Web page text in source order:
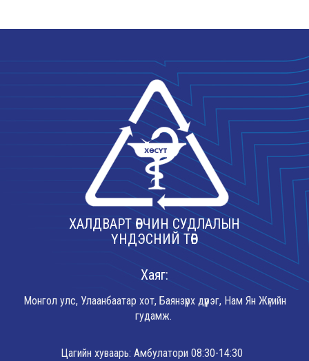
ХАЛДВАРТ ӨВЧИН СУДЛАЛЫН
ҮНДЭСНИЙ ТӨВ
Хаяг:
Монгол улс, Улаанбаатар хот, Баянзүрх дүүрэг, Нам Ян Жүгийн
гудамж.
Цагийн хуваарь: Амбулатори 08:30-14:30